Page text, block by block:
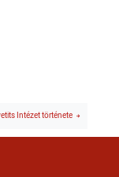
Intézet története